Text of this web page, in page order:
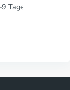
Tage